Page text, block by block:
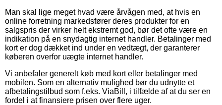
Man skal lige meget hvad være årvågen med, at hvis en
online forretning markedsfører deres produkter for en
salgspris der virker helt ekstremt god, bør det ofte være en
indikation på en snydagtig internet handler. Betalinger med
kort er dog dækket ind under en vedtægt, der garanterer
køberen overfor uægte internet handler.
Vi anbefaler generelt køb med kort eller betalinger med
mobilen. Som en alternativ mulighed bør du udnytte et
afbetalingstilbud som f.eks. ViaBill, i tilfælde af at du ser en
fordel i at finansiere prisen over flere uger.